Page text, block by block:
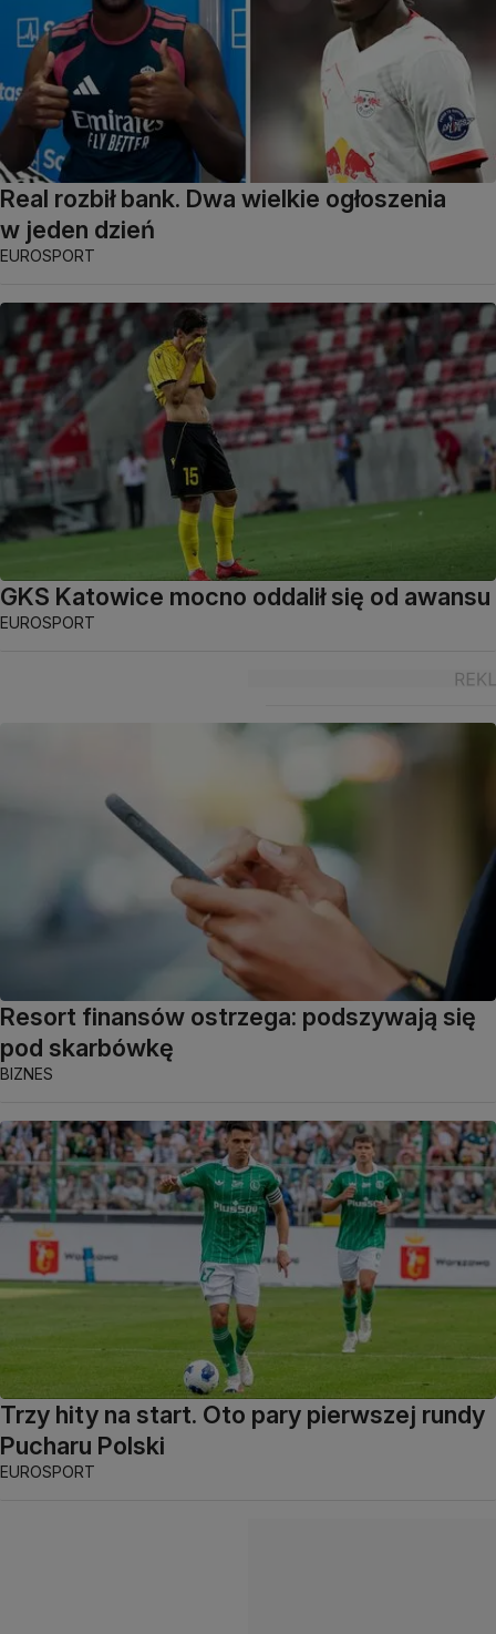
Real rozbił bank. Dwa wielkie ogłoszenia
w jeden dzień
EUROSPORT
GKS Katowice mocno oddalił się od awansu
EUROSPORT
Resort finansów ostrzega: podszywają się
pod skarbówkę
BIZNES
Trzy hity na start. Oto pary pierwszej rundy
Pucharu Polski
EUROSPORT